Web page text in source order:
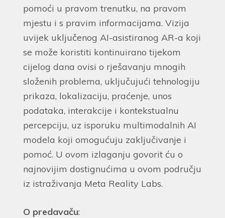
pomoći u pravom trenutku, na pravom
mjestu i s pravim informacijama. Vizija
uvijek uključenog AI-asistiranog AR-a koji
se može koristiti kontinuirano tijekom
cijelog dana ovisi o rješavanju mnogih
složenih problema, uključujući tehnologiju
prikaza, lokalizaciju, praćenje, unos
podataka, interakcije i kontekstualnu
percepciju, uz isporuku multimodalnih AI
modela koji omogućuju zaključivanje i
pomoć. U ovom izlaganju govorit ću o
najnovijim dostignućima u ovom području
iz istraživanja Meta Reality Labs.
O predavaču: